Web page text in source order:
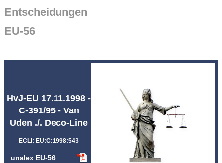
Regelgevende teksten
Jurisprudentie
Entscheidungen
EU-56
HvJ-EU 17.11.1998 -
C-391/95 - Van
Uden ./. Deco-Line
ECLI: EU:C:1998:543
unalex EU-56